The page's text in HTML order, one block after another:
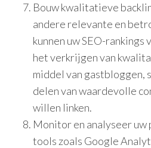
Bouw kwalitatieve
andere relevante en
kunnen uw SEO-
het verkrijgen van
middel van gastbloggen,
delen van waardevolle
willen linken.
Monitor en analyseer
tools zoals Google